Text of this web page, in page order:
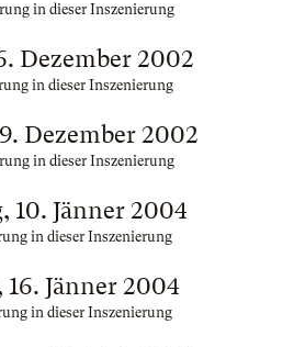
in dieser Inszenierung
Dezember 2002
in dieser Inszenierung
Dezember 2002
in dieser Inszenierung
10. Jänner 2004
in dieser Inszenierung
Jänner 2004
in dieser Inszenierung